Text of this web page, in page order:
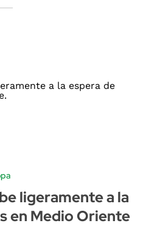
ligeramente a la
en Medio Oriente